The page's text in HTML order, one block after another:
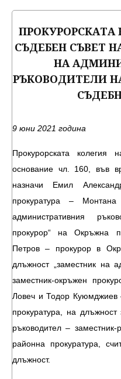
СЪДЕБЕН СЪВЕТ
НА
РЪКОВОДИТЕЛИ
9 юни 2021 година
Прокурорската
основание чл. 160, във
назначи Емил
прокуратура –
административния
прокурор“ на Окръжна
Петров – прокурор в
длъжност „заместник на
заместник-окръжен
Ловеч и Тодор Куюмджиев
прокуратура, на длъжност
ръководител –
районна прокуратура,
длъжност.